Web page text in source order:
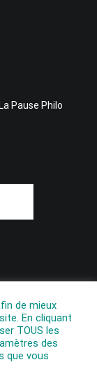
Pause Philo
de mieux
En cliquant
TOUS les
des
que vous